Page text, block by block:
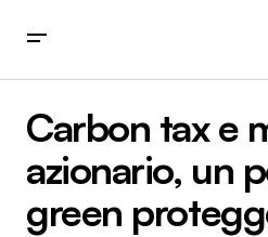
protegge dai tonfi
Carbon tax e
azionario, un
green